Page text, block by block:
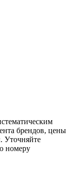
брендов, цены
Уточняйте
номеру